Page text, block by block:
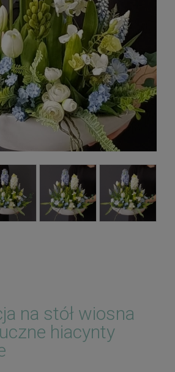
na stół wiosna
hiacynty